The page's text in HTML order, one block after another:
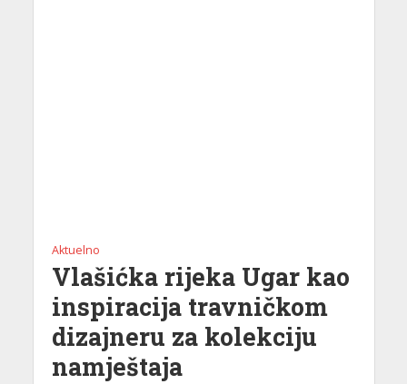
Aktuelno
Vlašićka rijeka Ugar kao
inspiracija travničkom
dizajneru za kolekciju
namještaja